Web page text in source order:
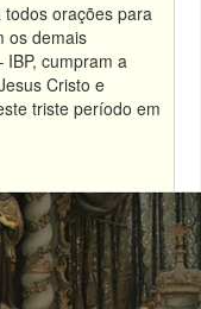
orações para
os demais
cumpram a
Cristo e
triste período em